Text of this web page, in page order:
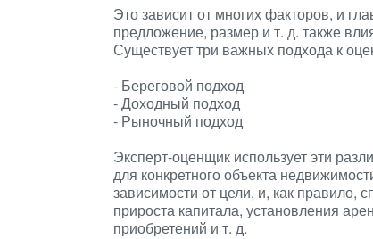
Это зависит от многих факторов, и
предложение, размер и т. д. также
Существует три важных подхода к
- Береговой подход
- Доходный подход
- Рыночный подход
Эксперт-оценщик использует эти
для конкретного объекта
зависимости от цели, и, как правило,
прироста капитала, установления
приобретений и т. д.